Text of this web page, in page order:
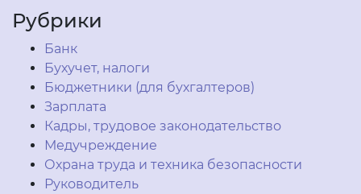
Рубрики
Банк
Бухучет, налоги
Бюджетники (для бухгалтеров)
Зарплата
Кадры, трудовое законодательство
Медучреждение
Охрана труда и техника безопасности
Руководитель